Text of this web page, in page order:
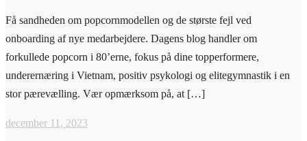
Få sandheden om popcornmodellen og de største fejl ved
onboarding af nye medarbejdere. Dagens blog handler om
forkullede popcorn i 80’erne, fokus på dine topperformere,
underernæring i Vietnam, positiv psykologi og elitegymnastik i en
stor pærevælling. Vær opmærksom på, at […]
december 11, 2023